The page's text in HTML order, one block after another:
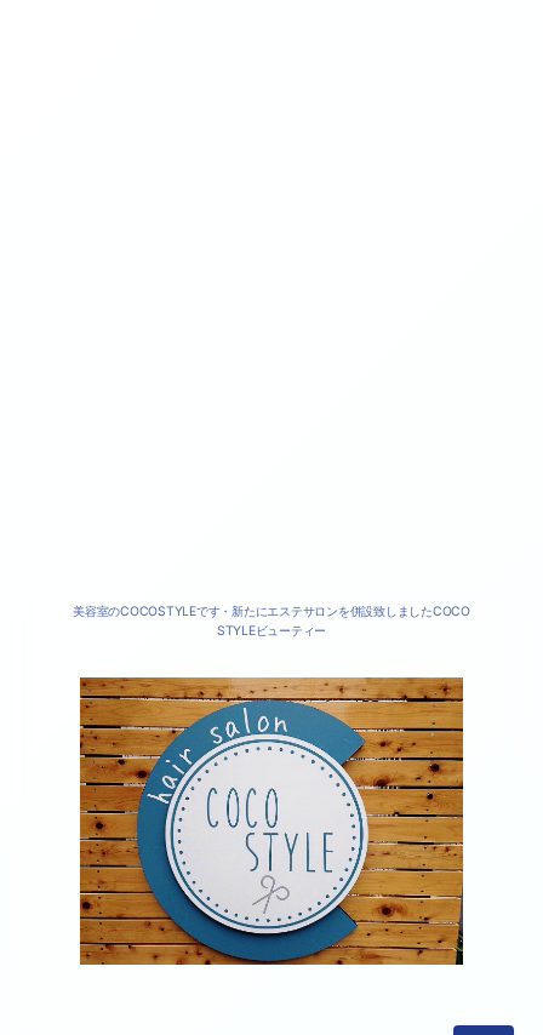
美容室のCOCOSTYLEです・新たにエステサロンを併設致しましたCOCO
STYLEビューティー